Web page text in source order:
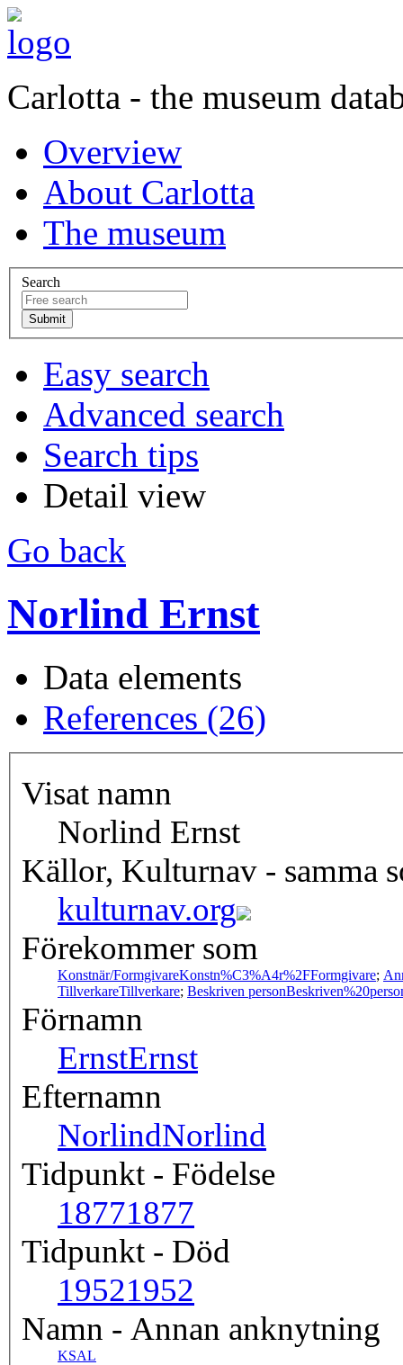
Carlotta - the museum
Overview
About Carlotta
The museum
Search
Easy search
Advanced search
Search tips
Detail view
Go back
Norlind Ernst
Data elements
References (26)
Visat namn
Norlind Ernst
Källor, Kulturnav - samma
kulturnav.org
Förekommer som
Konstnär/FormgivareKonstn%C3%A4r%2FFormgivare;
TillverkareTillverkare; Beskriven person
Förnamn
ErnstErnst
Efternamn
NorlindNorlind
Tidpunkt - Födelse
18771877
Tidpunkt - Död
19521952
Namn - Annan anknytning
KSAL